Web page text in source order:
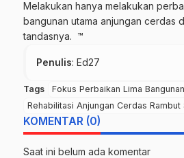
Melakukan hanya melakukan
bangunan utama anjungan cerdas
tandasnya. ™
Penulis: Ed27
Tags
Fokus Perbaikan Lima
Rehabilitasi Anjungan Cerdas Rambut
KOMENTAR (0)
Saat ini belum ada komentar